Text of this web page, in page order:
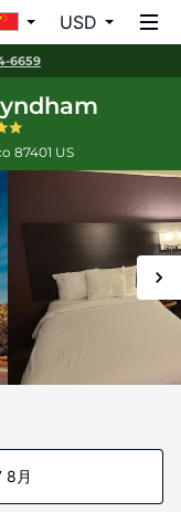
USD
6659
87401 US
8月